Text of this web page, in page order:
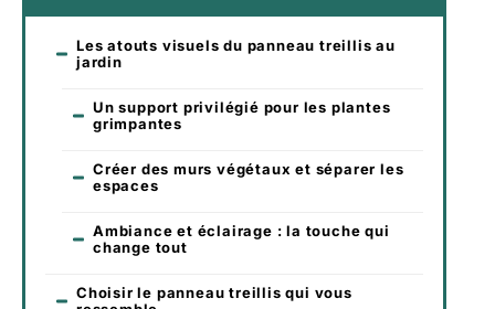
Les atouts visuels du panneau treillis au
jardin
Un support privilégié pour les plantes
grimpantes
Créer des murs végétaux et séparer les
espaces
Ambiance et éclairage : la touche qui
change tout
Choisir le panneau treillis qui vous